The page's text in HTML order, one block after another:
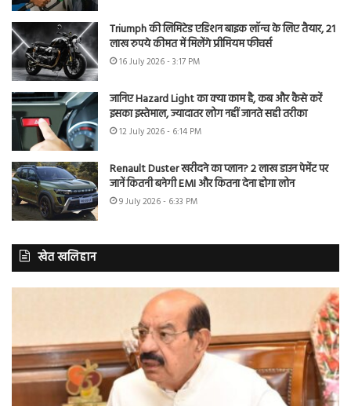
Triumph की लिमिटेड एडिशन बाइक लॉन्च के लिए तैयार, 21
लाख रुपये कीमत में मिलेंगे प्रीमियम फीचर्स
16 July 2026 - 3:17 PM
जानिए Hazard Light का क्या काम है, कब और कैसे करें
इसका इस्तेमाल, ज्यादातर लोग नहीं जानते सही तरीका
12 July 2026 - 6:14 PM
Renault Duster खरीदने का प्लान? 2 लाख डाउन पेमेंट पर
जानें कितनी बनेगी EMI और कितना देना होगा लोन
9 July 2026 - 6:33 PM
खेत खलिहान